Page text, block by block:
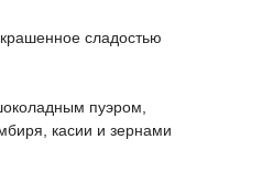
сладостью
пуэром,
касии и зернами